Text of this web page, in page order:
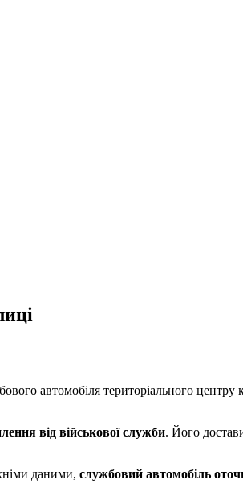
автомобіля територіального центру
від військової служби. Його
даними, службовий автомобіль